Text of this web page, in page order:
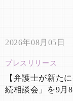
2026年08月05日
プレスリリース
【弁護士が新た
続相談会」を9月